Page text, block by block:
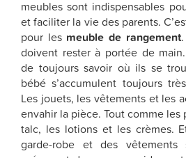
meubles sont indispensables
et faciliter la vie des parents.
pour les meuble de rangement
doivent rester à portée de
de toujours savoir où ils se
bébé s’accumulent toujours
Les jouets, les vêtements et les
envahir la pièce. Tout comme
talc, les lotions et les crèmes.
garde-robe et des